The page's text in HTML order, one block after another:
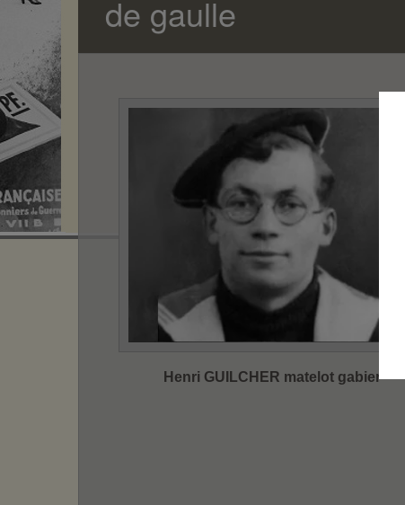
de gaulle
Henri GUILCHER matelot gabier